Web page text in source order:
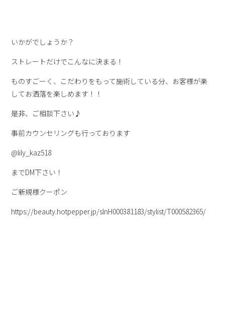
いかがでしょうか？
ストレートだけでこんなに決まる！
ものすごーく、こだわりをもって施術している分、お客様が楽
してお洒落を楽しめます！！
是非、ご相談下さい♪
事前カウンセリングも行っております
@lily_kaz518
までDM下さい！
ご新規様クーポン
https://beauty.hotpepper.jp/slnH000381183/stylist/T000582365/